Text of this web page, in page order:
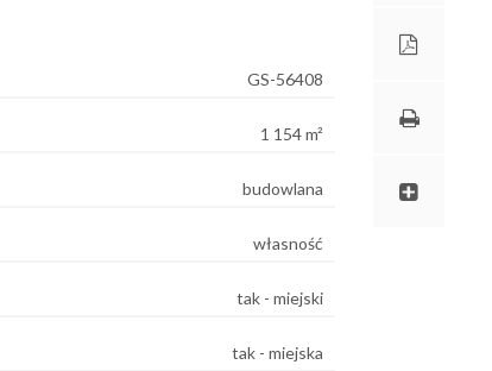
GS-56408
1 154 m²
budowlana
własność
tak - miejski
tak - miejska